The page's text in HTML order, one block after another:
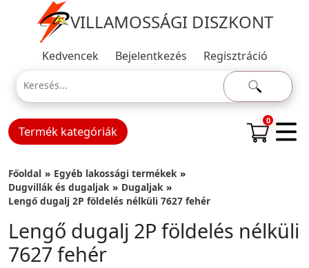
VILLAMOSSÁGI DISZKONT
Kedvencek Bejelentkezés Regisztráció
Termék kategóriák
0
Főoldal
Egyéb lakossági termékek
Dugvillák és dugaljak
Dugaljak
Lengő dugalj 2P földelés nélküli 7627 fehér
Lengő dugalj 2P földelés nélküli
7627 fehér